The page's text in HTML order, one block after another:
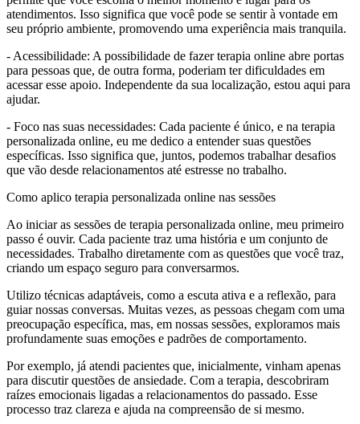
atendimentos. Isso significa que você pode se sentir à vontade em
seu próprio ambiente, promovendo uma experiência mais tranquila.
- Acessibilidade: A possibilidade de fazer terapia online abre portas
para pessoas que, de outra forma, poderiam ter dificuldades em
acessar esse apoio. Independente da sua localização, estou aqui para
ajudar.
- Foco nas suas necessidades: Cada paciente é único, e na terapia
personalizada online, eu me dedico a entender suas questões
específicas. Isso significa que, juntos, podemos trabalhar desafios
que vão desde relacionamentos até estresse no trabalho.
Como aplico terapia personalizada online nas sessões
Ao iniciar as sessões de terapia personalizada online, meu primeiro
passo é ouvir. Cada paciente traz uma história e um conjunto de
necessidades. Trabalho diretamente com as questões que você traz,
criando um espaço seguro para conversarmos.
Utilizo técnicas adaptáveis, como a escuta ativa e a reflexão, para
guiar nossas conversas. Muitas vezes, as pessoas chegam com uma
preocupação específica, mas, em nossas sessões, exploramos mais
profundamente suas emoções e padrões de comportamento.
Por exemplo, já atendi pacientes que, inicialmente, vinham apenas
para discutir questões de ansiedade. Com a terapia, descobriram
raízes emocionais ligadas a relacionamentos do passado. Esse
processo traz clareza e ajuda na compreensão de si mesmo.